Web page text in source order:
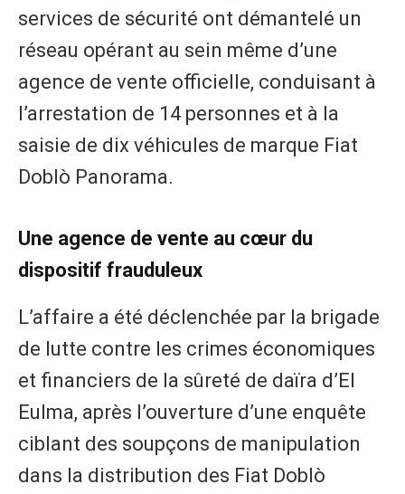
services de sécurité ont démantelé un
réseau opérant au sein même d’une
agence de vente officielle, conduisant à
l’arrestation de 14 personnes et à la
saisie de dix véhicules de marque Fiat
Doblò Panorama.
Une agence de vente au cœur du
dispositif frauduleux
L’affaire a été déclenchée par la brigade
de lutte contre les crimes économiques
et financiers de la sûreté de daïra d’El
Eulma, après l’ouverture d’une enquête
ciblant des soupçons de manipulation
dans la distribution des Fiat Doblò